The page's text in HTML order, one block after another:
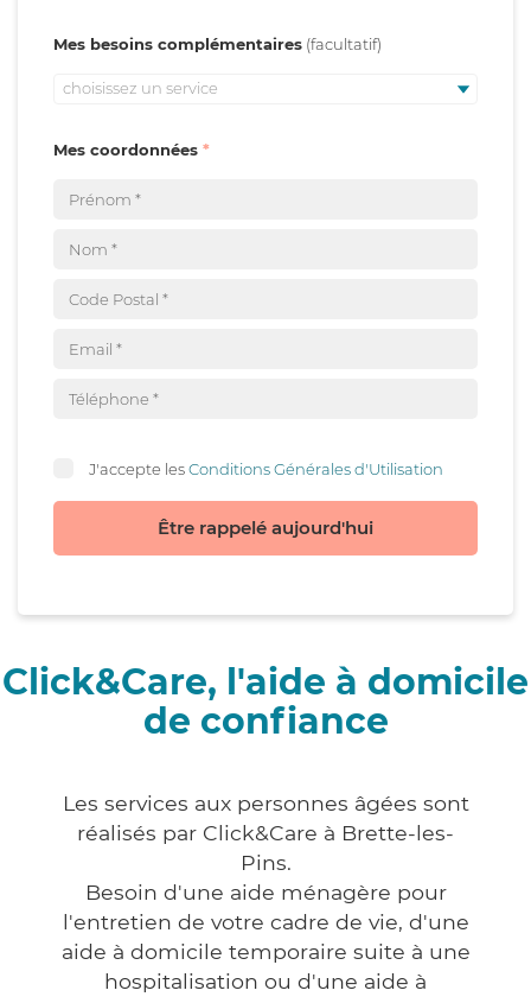
Mes besoins complémentaires
choisissez un service
Mes coordonnées
J'accepte lesConditions Générales d'Utilisation
Être rappelé aujourd'hui
Click&Care, l'aide à domicile
de confiance
Les services aux personnes âgées sont
réalisés par Click&Care à Brette-les-
Pins.
Besoin d'une aide ménagère pour
l'entretien de votre cadre de vie, d'une
aide à domicile temporaire suite à une
hospitalisation ou d'une aide à